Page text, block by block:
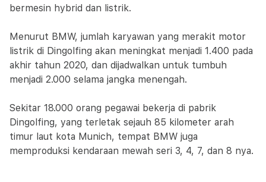
bermesin hybrid dan listrik.
Menurut BMW, jumlah karyawan yang merakit motor
listrik di Dingolfing akan meningkat menjadi 1.400 pada
akhir tahun 2020, dan dijadwalkan untuk tumbuh
menjadi 2.000 selama jangka menengah.
Sekitar 18.000 orang pegawai bekerja di pabrik
Dingolfing, yang terletak sejauh 85 kilometer arah
timur laut kota Munich, tempat BMW juga
memproduksi kendaraan mewah seri 3, 4, 7, dan 8 nya.